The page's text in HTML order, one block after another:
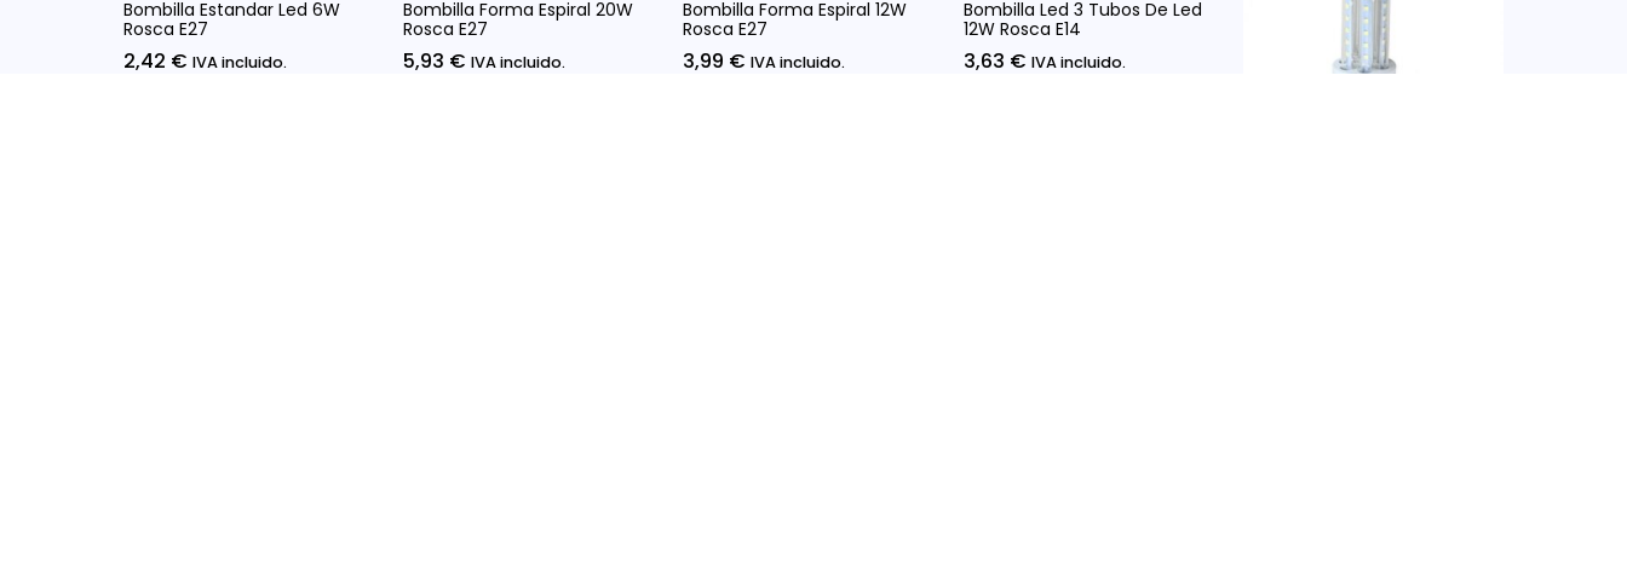
Bombilla Estandar Led 6W
Rosca E27
2,42 € IVA incluido.
Bombilla Forma Espiral 20W
Rosca E27
5,93 € IVA incluido.
Bombilla Forma Espiral 12W
Rosca E27
3,99 € IVA incluido.
Bombilla Led 3 Tubos De Led
12W Rosca E14
3,63 € IVA incluido.